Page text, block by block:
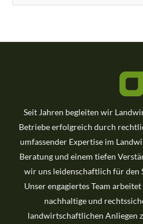
u
Seit Jahren begleiten wir
Betriebe erfolgreich durch
umfassender Expertise im
Beratung und einem tiefen
wir uns leidenschaftlich für den
Unser engagiertes Team
nachhaltige und
landwirtschaftlichen Anliegen